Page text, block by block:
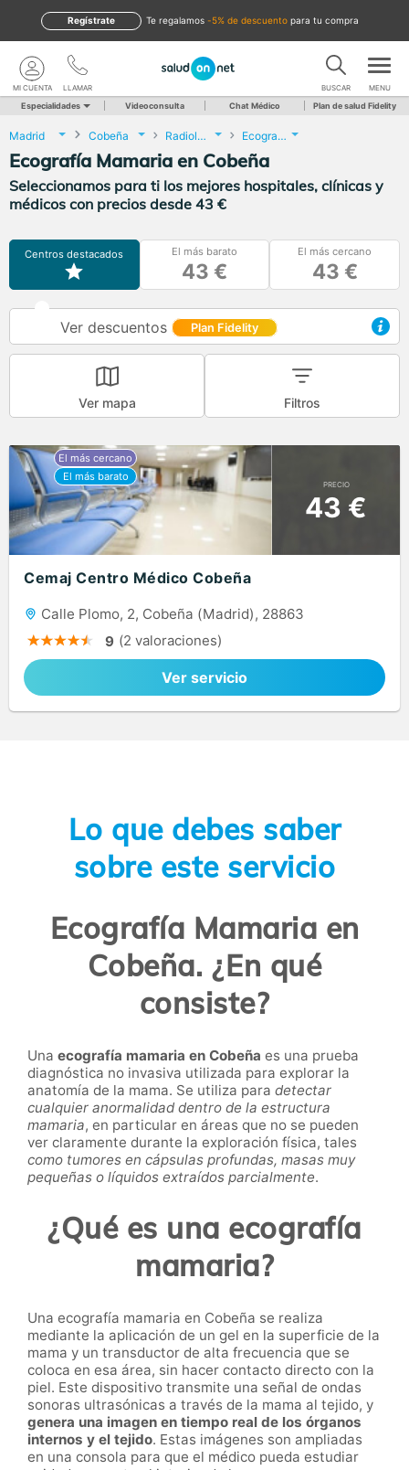
te regalamos -5% de descuento para tu compra
Regístrate
LLAMAR
MI CUENTA BUSCAR MENU
Especialidades Videoconsulta Chat Médico Plan de salud Fidelity
Madrid Cobeña Radiología Ecografía Mamaria
Ecografía Mamaria en Cobeña
Seleccionamos para ti los mejores hospitales, clínicas y
médicos con precios desde 43 €
Centros destacados El más barato
43 €
El más cercano
43 €
Ver descuentos Plan Fidelity
Ver mapa Filtros
PRECIO
43 €
Cemaj Centro Médico Cobeña
Calle Plomo, 2, Cobeña (Madrid), 28863
9 (2 valoraciones)
Ver servicio
Lo que debes saber
sobre este servicio
Ecografía Mamaria en
Cobeña. ¿En qué
consiste?
Una ecografía mamaria en Cobeña es una prueba
diagnóstica no invasiva utilizada para explorar la
anatomía de la mama. Se utiliza para detectar
cualquier anormalidad dentro de la estructura
mamaria, en particular en áreas que no se pueden
ver claramente durante la exploración física, tales
como tumores en cápsulas profundas, masas muy
pequeñas o líquidos extraídos parcialmente.
¿Qué es una ecografía
mamaria?
Una ecografía mamaria en Cobeña se realiza
mediante la aplicación de un gel en la superficie de la
mama y un transductor de alta frecuencia que se
coloca en esa área, sin hacer contacto directo con la
piel. Este dispositivo transmite una señal de ondas
sonoras ultrasónicas a través de la mama al tejido, y
genera una imagen en tiempo real de los órganos
internos y el tejido. Estas imágenes son ampliadas
en una consola para que el médico pueda estudiar